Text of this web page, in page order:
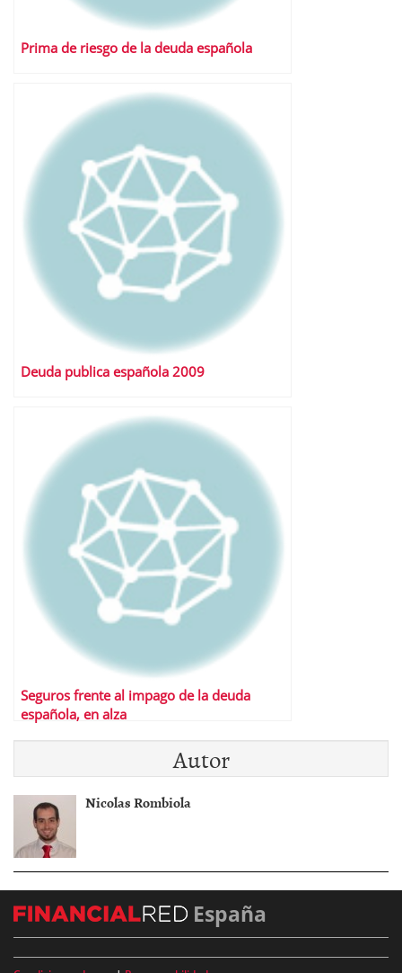
Prima de riesgo de la deuda española
Deuda publica española 2009
Seguros frente al impago de la deuda
española, en alza
Autor
Nicolas Rombiola
España